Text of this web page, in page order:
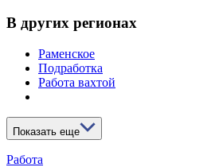
В других регионах
Раменское
Подработка
Работа вахтой
Показать еще
Работа